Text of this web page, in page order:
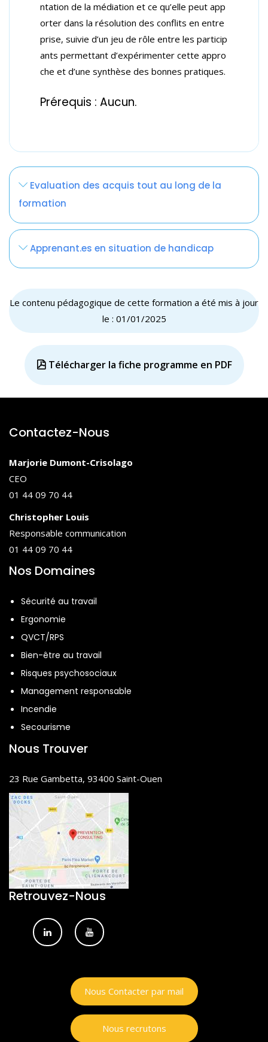
ntation de la médiation et ce qu’elle peut app
orter dans la résolution des conflits en entre
prise, suivie d’un jeu de rôle entre les particip
ants permettant d’expérimenter cette appro
che et d’une synthèse des bonnes pratiques.
Prérequis : Aucun.
Les points abordés :
Sur la base de 3 heures :
Tour de table, présentation et attentes des
participants
Débriefing collectif du jeu
Synthèse des bonnes pratiques
Psychosociologue clinicenne
Méthodes pédagogiques :
Support de formation Powerpoint
Quizz
Le support pédagogique enrichi
pédagogiques complémentaires (guides,
publications, etc.)
podcasts, etc.)
Evaluation des acquis tout au long de la
formation
Apprenant.es en situation de handicap
Le contenu pédagogique de cette formation a été mis à jour
le : 01/01/2025
Télécharger la fiche programme en PDF
Contactez-Nous
Marjorie Dumont-Crisolago
CEO
01 44 09 70 44
Christopher Louis
Responsable communication
01 44 09 70 44
Nos Domaines
Sécurité au travail
Ergonomie
QVCT/RPS
Bien-être au travail
Risques psychosociaux
Management responsable
Incendie
Secourisme
Nous Trouver
23 Rue Gambetta, 93400 Saint-Ouen
Retrouvez-Nous
Nous Contacter par mail
Nous recrutons